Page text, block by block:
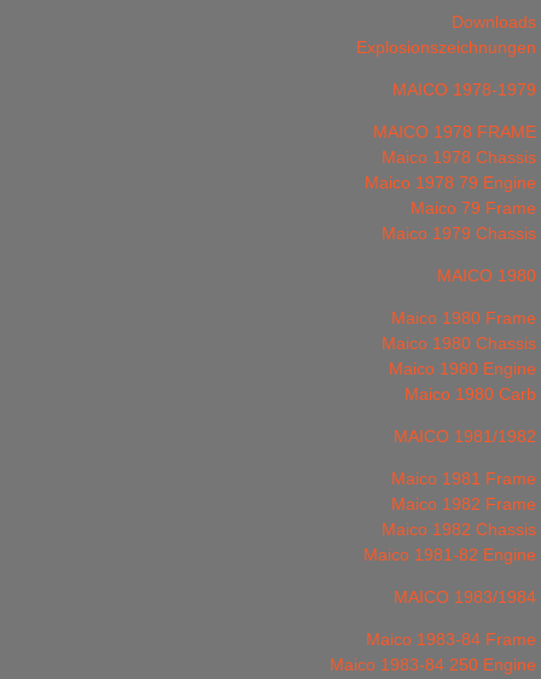
Downloads
Explosionszeichnungen
MAICO 1978-1979
MAICO 1978 FRAME
Maico 1978 Chassis
Maico 1978 79 Engine
Maico 79 Frame
Maico 1979 Chassis
MAICO 1980
Maico 1980 Frame
Maico 1980 Chassis
Maico 1980 Engine
Maico 1980 Carb
MAICO 1981/1982
Maico 1981 Frame
Maico 1982 Frame
Maico 1982 Chassis
Maico 1981-82 Engine
MAICO 1983/1984
Maico 1983-84 Frame
Maico 1983-84 250 Engine